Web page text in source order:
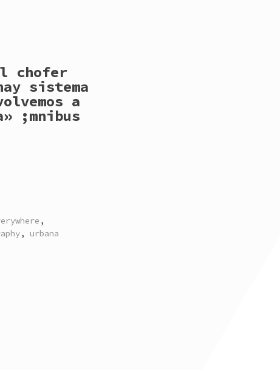
chofer
sistema
a
;mnibus
,
, urbana